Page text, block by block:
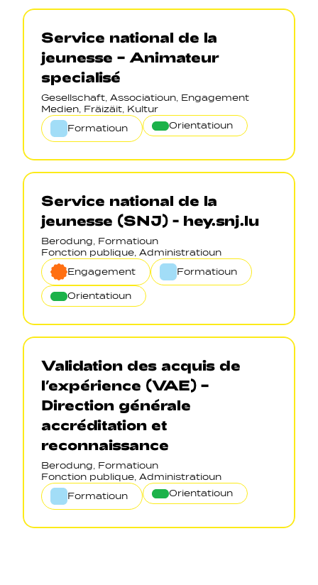
Service national de la
jeunesse – Animateur
specialisé
Gesellschaft, Associatioun, Engagement
Medien, Fräizäit, Kultur
Formatioun
Orientatioun
Service national de la
jeunesse (SNJ) - hey.snj.lu
Berodung, Formatioun
Fonction publique, Administratioun
Engagement
Formatioun
Orientatioun
Validation des acquis de
l’expérience (VAE) –
Direction générale
accréditation et
reconnaissance
Berodung, Formatioun
Fonction publique, Administratioun
Formatioun
Orientatioun